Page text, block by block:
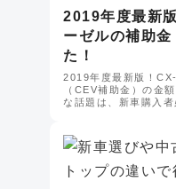
2019年度最新
ーゼルの補助
た！
2019年度最新版！
（CEV補助金）の金
な話題は、新車購入